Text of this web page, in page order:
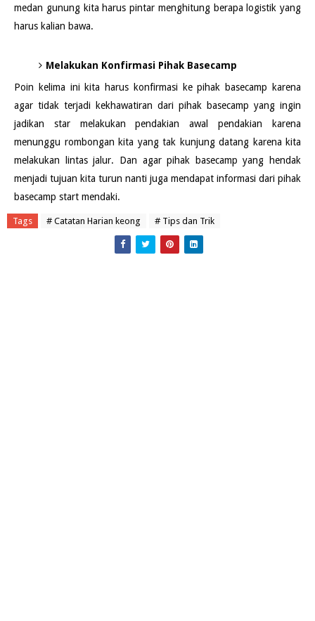
medan gunung kita harus pintar menghitung berapa logistik yang
harus kalian bawa.
Melakukan Konfirmasi Pihak Basecamp
Poin kelima ini kita harus konfirmasi ke pihak basecamp karena
agar tidak terjadi kekhawatiran dari pihak basecamp yang ingin
jadikan star melakukan pendakian awal pendakian karena
menunggu rombongan kita yang tak kunjung datang karena kita
melakukan lintas jalur. Dan agar pihak basecamp yang hendak
menjadi tujuan kita turun nanti juga mendapat informasi dari pihak
basecamp start mendaki.
Tags # Catatan Harian keong # Tips dan Trik